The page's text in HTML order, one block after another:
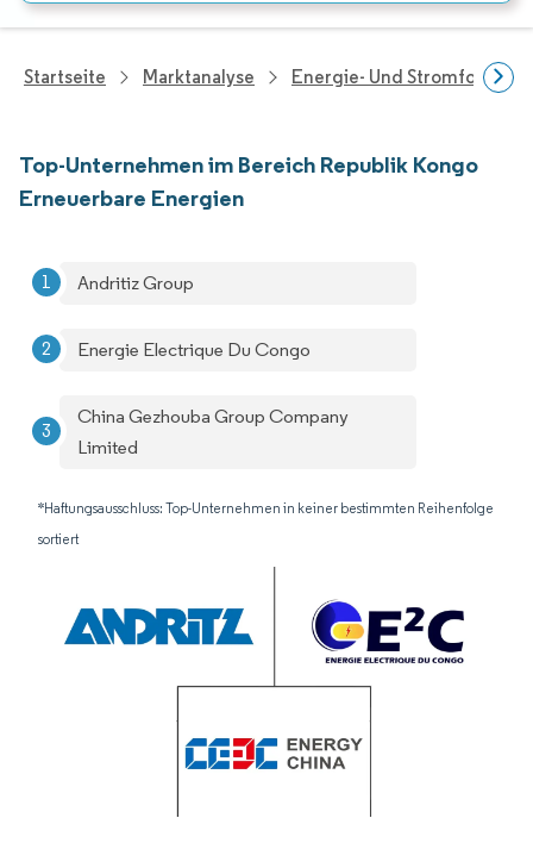
Startseite Marktanalyse Energie- Und
Top-Unternehmen im Bereich Republik Kongo
Erneuerbare Energien
Andritiz Group
Energie Electrique Du Congo
China Gezhouba Group Company
Limited
*Haftungsausschluss: Top-Unternehmen in keiner bestimmten Reihenfolge
sortiert